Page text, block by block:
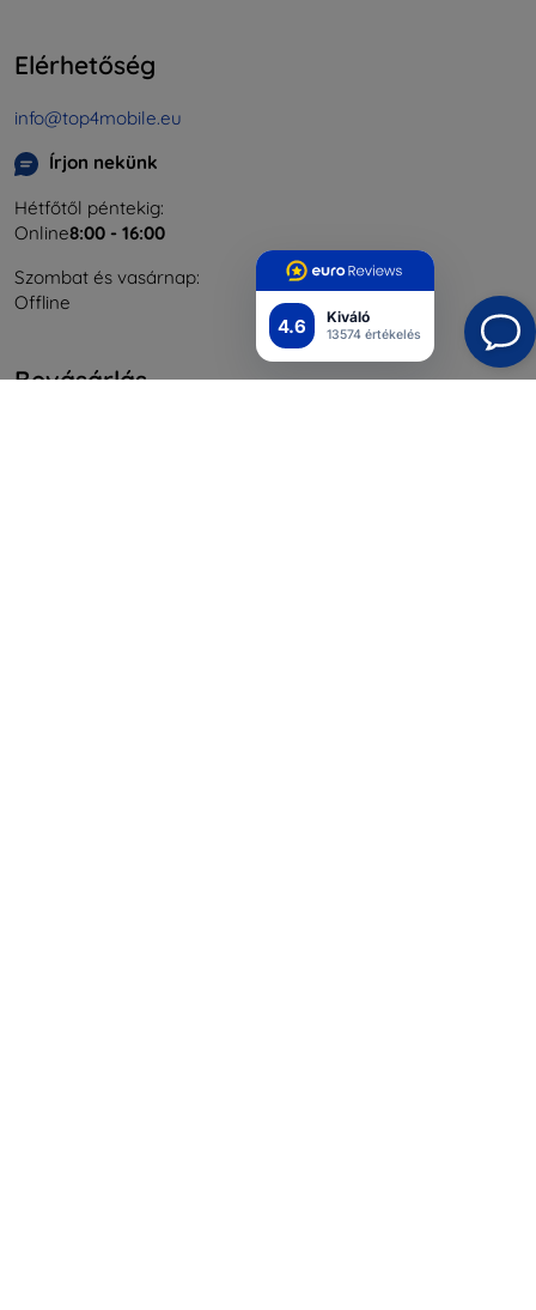
4.6 Kiváló
13574 értékelés
Elérhetőség
info@top4mobile.eu
Írjon nekünk
Hétfőtől péntekig:
Online8:00 - 16:00
Szombat és vasárnap:
Offline
Bevásárlás